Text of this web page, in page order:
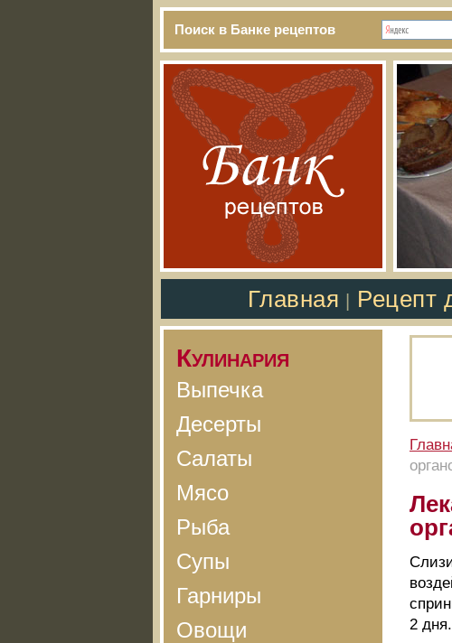
Поиск в Банке рецептов
Главная Рецепт
Кулинария
Выпечка
Десерты
Салаты
Мясо
Рыба
Супы
Гарниры
Овощи
2 дня.